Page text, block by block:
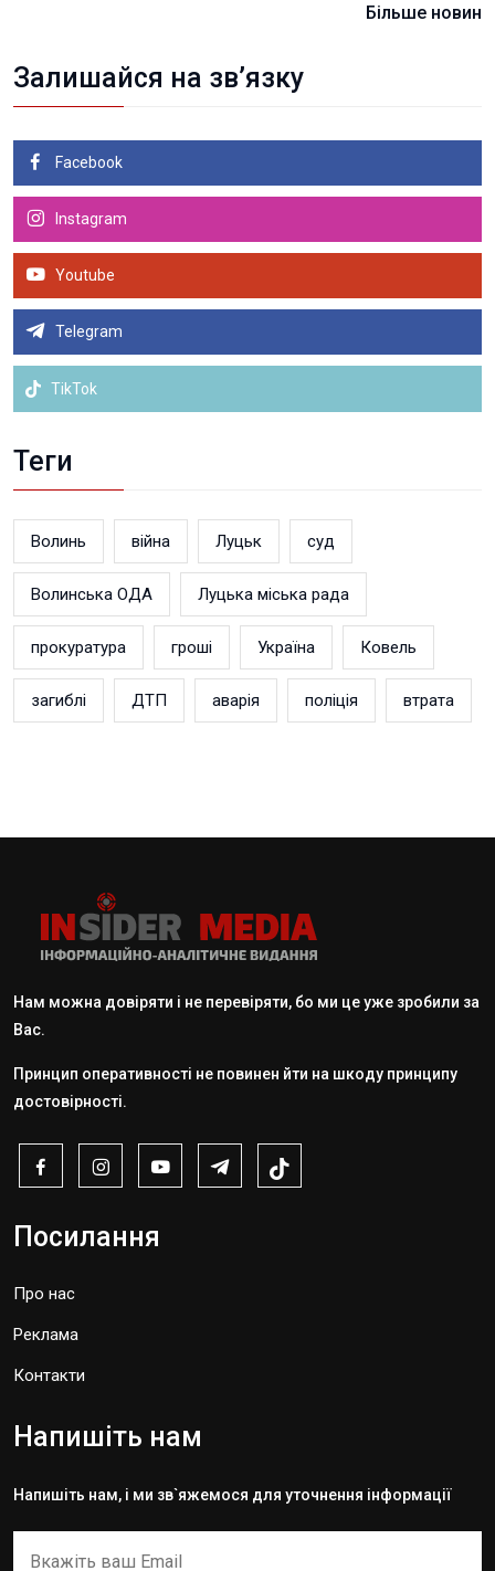
Більше новин
Залишайся на зв’язку
Facebook
Instagram
Youtube
Telegram
TikTok
Теги
Волинь війна Луцьк суд
Волинська ОДА Луцька міська рада
прокуратура гроші Україна Ковель
загиблі ДТП аварія поліція втрата
Нам можна довіряти і не перевіряти, бо ми це уже зробили за
Вас.
Принцип оперативності не повинен йти на шкоду принципу
достовірності.
Посилання
Про нас
Реклама
Контакти
Напишіть нам
Напишіть нам, і ми зв`яжемося для уточнення інформації